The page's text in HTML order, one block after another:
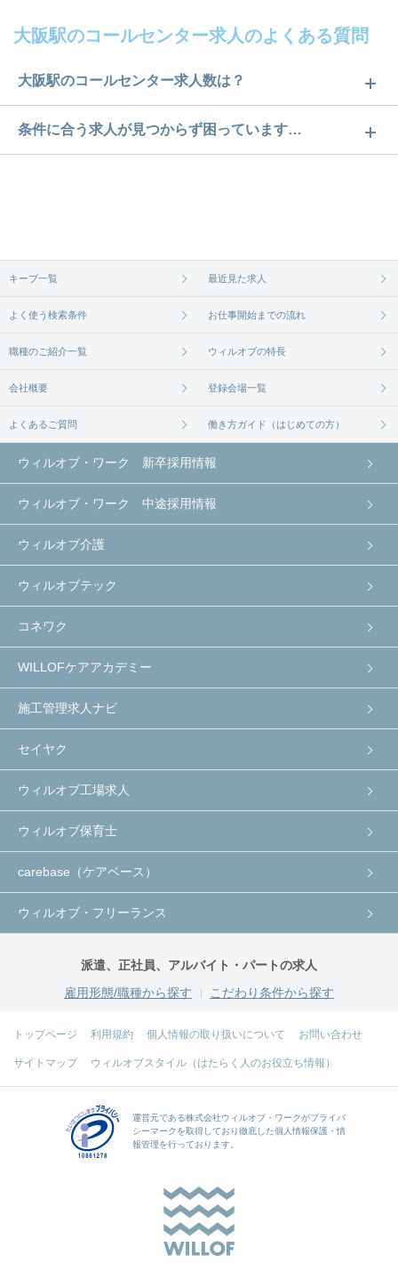
大阪駅のコールセンター求人のよくある質問
大阪駅のコールセンター求人数は？
大阪駅のコールセンター求人数は128件です。どのよ
うな求人があるかぜひチェックしてみてください。
条件に合う求人が見つからず困っています…
無料相談の登録はコチラから
キープ一覧 最近見た求人
よく使う検索条件 お仕事開始までの流れ
職種のご紹介一覧 ウィルオブの特長
会社概要 登録会場一覧
よくあるご質問 働き方ガイド（はじめての方）
ウィルオブ・ワーク 新卒採用情報
ウィルオブ・ワーク 中途採用情報
ウィルオブ介護
ウィルオブテック
コネワク
WILLOFケアアカデミー
施工管理求人ナビ
セイヤク
ウィルオブ工場求人
ウィルオブ保育士
carebase（ケアベース）
ウィルオブ・フリーランス
派遣、正社員、アルバイト・パートの求人
雇用形態/職種から探す
こだわり条件から探す
トップページ 利用規約 個人情報の取り扱いについて お問い合わせ
サイトマップ ウィルオブスタイル（はたらく人のお役立ち情報）
運営元である株式会社ウィルオブ・ワークがプライバ
シーマークを取得しており徹底した個人情報保護・情
報管理を行っております。